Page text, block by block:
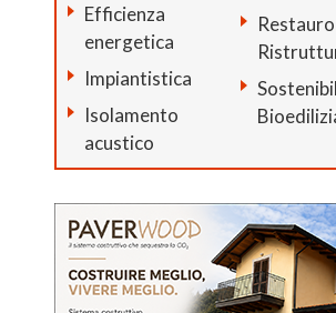
Efficienza
energetica
Impiantistica
Isolamento
acustico